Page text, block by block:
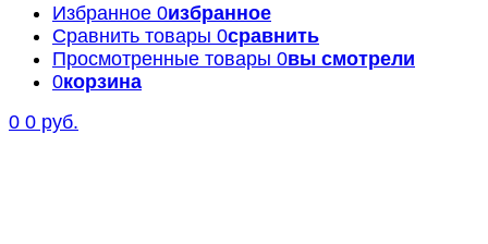
Избранное 0избранное
Сравнить товары 0сравнить
Просмотренные товары 0вы смотрели
0корзина
0 0 руб.